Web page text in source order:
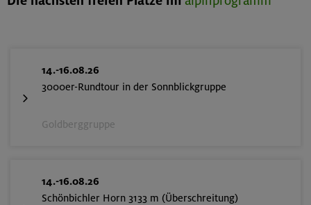
14.-16.08.26
3000er-Rundtour in der Sonnblickgruppe
Goldberggruppe
14.-16.08.26
Schönbichler Horn 3133 m (Überschreitung)